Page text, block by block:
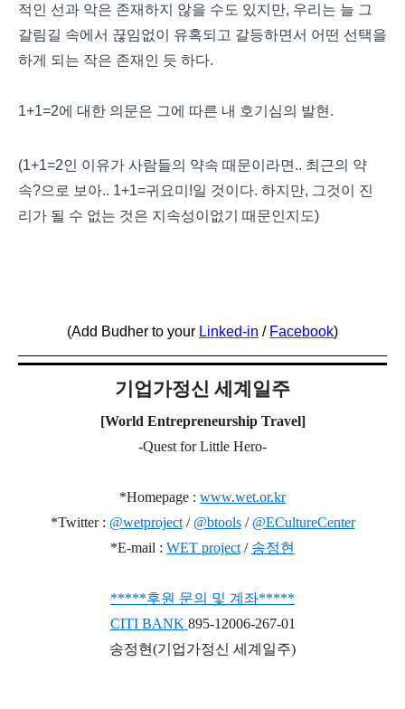
적인 선과 악은 존재하지 않을 수도 있지만, 우리는 늘 그
갈림길 속에서 끊임없이 유혹되고 갈등하면서 어떤 선택을
하게 되는 작은 존재인 듯 하다.
1+1=2에 대한 의문은 그에 따른 내 호기심의 발현.
(1+1=2인 이유가 사람들의 약속 때문이라면.. 최근의 약
속?으로 보아.. 1+1=귀요미!일 것이다. 하지만, 그것이 진
리가 될 수 없는 것은 지속성이없기 때문인지도)
(Add Budher to your Linked-in / Facebook)
기업가정신 세계일주
[World Entrepreneurship Travel]
-Quest for Little Hero-
*Homepage : www.wet.or.kr
*Twitter : @wetproject/ @btools/ @ECultureCenter
*E-mail : WET project / 송정현
*****후원 문의 및 계좌*****
CITI BANK 895-12006-267-01
송정현(기업가정신 세계일주)